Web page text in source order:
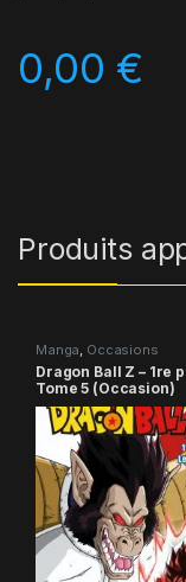
0,00 €
Produits
Manga, Occasions
Dragon Ball Z – 1re
Tome 5 (Occasion)